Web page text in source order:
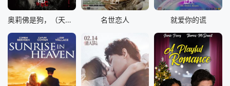
奥莉佛是狗，（天哪！！）这家伙电影版 名世恋人 就爱你的谎